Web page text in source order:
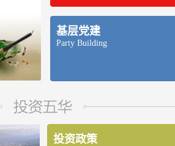
基层党建
Party Building
投资政策